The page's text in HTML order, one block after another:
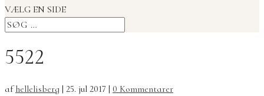
VÆLG EN SIDE
5522
afhellelisberg | 25. jul 2017 | 0 Kommentarer